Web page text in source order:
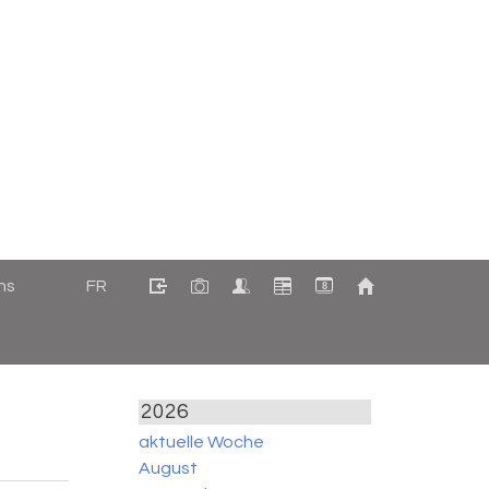
8
FR
2026
aktuelle Woche
August